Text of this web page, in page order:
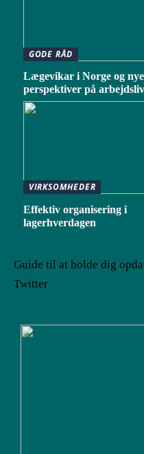
GODE RÅD
Lægevikar i Norge og nye
perspektiver på arbejdsliv
VIRKSOMHEDER
Effektiv organisering i
lagerhverdagen
Guide til at holde dig
Twitter